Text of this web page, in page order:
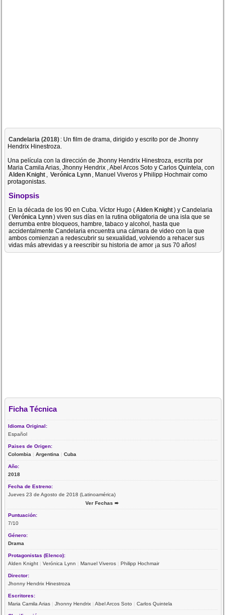
Candelaria (2018) : Un film de drama, dirigido y escrito por de Jhonny
Hendrix Hinestroza.
Una película con la dirección de Jhonny Hendrix Hinestroza, escrita por
Maria Camila Arias, Jhonny Hendrix , Abel Arcos Soto y Carlos Quintela, con
Alden Knight , Verónica Lynn , Manuel Viveros y Philipp Hochmair como
protagonistas.
Sinopsis
En la década de los 90 en Cuba. Víctor Hugo (Alden Knight) y Candelaria
(Verónica Lynn) viven sus días en la rutina obligatoria de una isla que se
derrumba entre bloqueos, hambre, tabaco y alcohol, hasta que
accidentalmente Candelaria encuentra una cámara de video con la que
ambos comienzan a redescubrir su sexualidad, volviendo a rehacer sus
vidas más atrevidas y a reescribir su historia de amor ¡a sus 70 años!
Ficha Técnica
Idioma Original:
Español
Paises de Origen:
Colombia |Argentina |Cuba
Año:
2018
Fecha de Estreno:
Jueves 23 de Agosto de 2018 (Latinoamérica)
Ver Fechas ➨
Puntuación:
7/10
Género:
Drama
Protagonistas (Elenco):
Alden Knight |Verónica Lynn |Manuel Viveros |Philipp Hochmair
Director:
Jhonny Hendrix Hinestroza
Escritores:
Maria Camila Arias |Jhonny Hendrix |Abel Arcos Soto |Carlos Quintela